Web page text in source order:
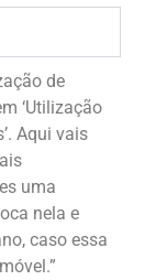
de
‘Utilização
Aqui vais
uma
nela e
caso essa